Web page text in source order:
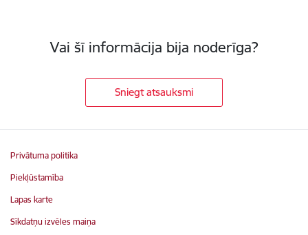
Vai šī informācija bija noderīga?
Sniegt atsauksmi
Privātuma politika
Piekļūstamība
Lapas karte
Sīkdatņu izvēles maiņa